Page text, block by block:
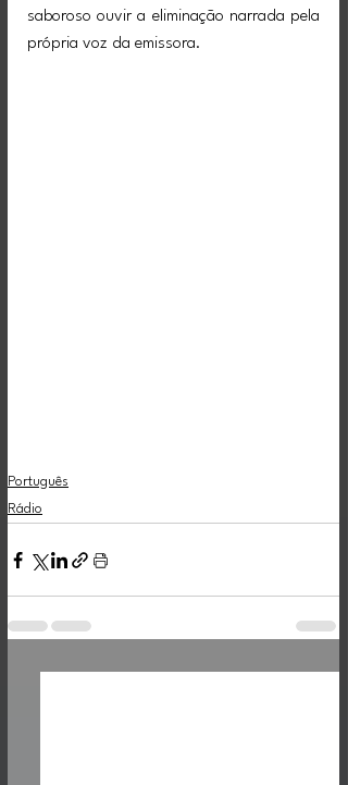
saboroso ouvir a eliminação narrada pela
própria voz da emissora.
Português
Rádio